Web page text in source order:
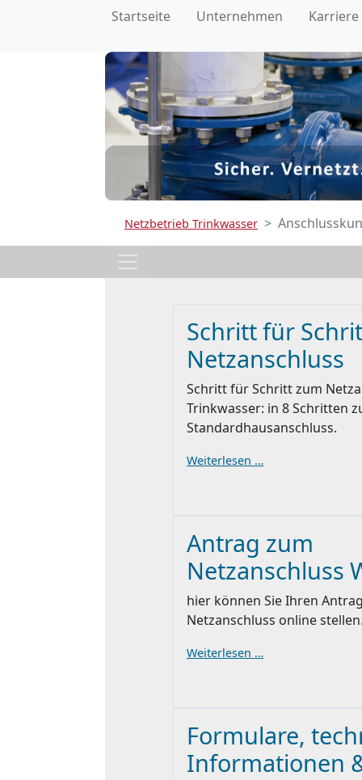
Startseite Unternehmen Karriere
Netzbetrieb Trinkwasser
Schritt für
Netzanschluss
Schritt für Schritt zum
Trinkwasser: in 8 Schritten
Standardhausanschluss.
Weiterlesen …
Antrag zum
Netzanschluss
hier können Sie Ihren
Netzanschluss online
Weiterlesen …
Formulare,
Informationen